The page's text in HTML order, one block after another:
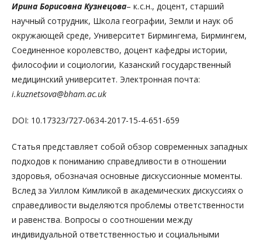
Ирина Борисовна Кузнецова– к. с.н., доцент, cтарший
научный сотрудник, Школа географии, Земли и наук об
окружающей среде, Университет Бирмингема, Бирмингем,
Соединенное королевство, доцент кафедры истории,
философии и социологии, Казанский государственный
медицинский университет. Электронная почта:
i.kuznetsova@bham.ac.uk
DOI: 10.17323/727-0634-2017-15-4-651-659
Статья представляет собой обзор современных западных
подходов к пониманию справедливости в отношении
здоровья, обозначая основные дискуссионные моменты.
Вслед за Уиллом Кимликой в академических дискуссиях о
справедливости выделяются проблемы ответственности
и равенства. Вопросы о соотношении между
индивидуальной ответственностью и социальными